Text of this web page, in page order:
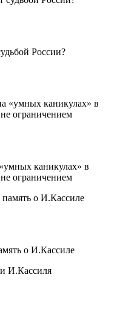
России?
каникулах» в
ограничением
о И.Кассиле